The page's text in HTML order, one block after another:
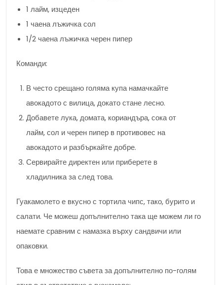
1 лайм, изцеден
1 чаена лъжичка сол
1/2 чаена лъжичка черен пипер
Команди:
В често срещано голяма купа намачкайте
авокадото с вилица, докато стане лесно.
Добавете лука, домата, кориандъра, сока от
лайм, сол и черен пипер в противовес на
авокадото и разбъркайте добре.
Сервирайте директен или приберете в
хладилника за след това.
Гуакамолето е вкусно с тортила чипс, тако, бурито и
салати. Че можеш допълнително така ще можем ли го
наемате сравним с намазка върху сандвичи или
опаковки.
Това е множество съвета за допълнително по-голям